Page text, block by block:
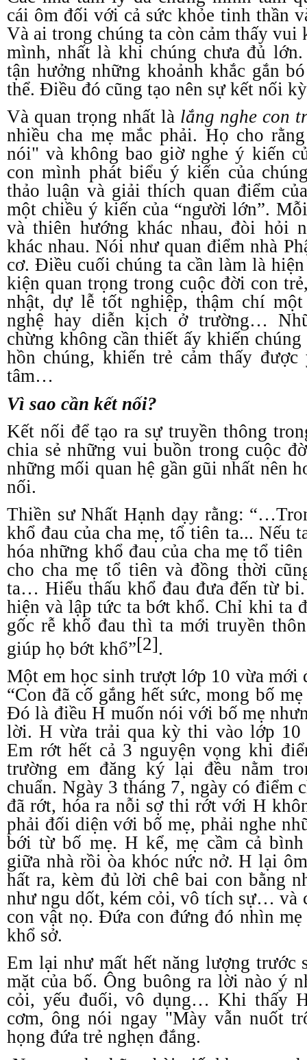
cái ôm đối với cả sức khỏe tinh thần
Và ai trong chúng ta còn cảm thấy vui
mình, nhất là khi chúng chưa đủ
tận hưởng những khoảnh khắc gắn
thể. Điều đó cũng tạo nên sự kết nối
Và quan trọng nhất là lắng nghe con
nhiều cha mẹ mắc phải. Họ cho
nói" và không bao giờ nghe ý kiến
con mình phát biểu ý kiến của
thảo luận và giải thích quan điểm
một chiều ý kiến của “người lớn”.
và thiên hướng khác nhau, đòi hỏi
khác nhau. Nói như quan điểm nhà
cơ. Điều cuối chúng ta cần làm là
kiện quan trọng trong cuộc đời con
nhật, dự lễ tốt nghiệp, thậm chí
nghệ hay diễn kịch ở trường…
chừng không cần thiết ấy khiến
hồn chúng, khiến trẻ cảm thấy được
tâm…
Vì sao cần kết nối?
Kết nối để tạo ra sự truyền thông
chia sẻ những vui buồn trong cuộc
những mối quan hệ gần gũi nhất nên
nối.
Thiền sư Nhất Hạnh dạy rằng:
khổ đau của cha mẹ, tổ tiên ta... Nếu
hóa những khổ đau của cha mẹ tổ
cho cha mẹ tổ tiên và đồng thời
ta… Hiểu thấu khổ đau đưa đến từ
hiện và lập tức ta bớt khổ. Chỉ khi ta
gốc rễ khổ đau thì ta mới truyền
giúp họ bớt khổ”[2].
Một em học sinh trượt lớp 10 vừa mới
“Con đã cố gắng hết sức, mong bố
Đó là điều H muốn nói với bố mẹ
lời. H vừa trải qua kỳ thi vào lớp 10
Em rớt hết cả 3 nguyện vọng khi
trường em đăng ký lại đều nằm
chuẩn. Ngày 3 tháng 7, ngày có điểm
đã rớt, hóa ra nỗi sợ thi rớt với H
phải đối diện với bố mẹ, phải nghe
bới từ bố mẹ. H kể, mẹ cầm cả
giữa nhà rồi òa khóc nức nở. H lại
hất ra, kèm đủ lời chê bai con bằng
như ngu dốt, kém cỏi, vô tích sự… và
con vật nọ. Đứa con đứng đó nhìn
khổ sở.
Em lại như mất hết năng lượng trước
mặt của bố. Ông buông ra lời nào ý
cỏi, yếu đuối, vô dụng… Khi thấy
cơm, ông nói ngay "Mày vẫn nuốt
họng đứa trẻ nghẹn đắng.